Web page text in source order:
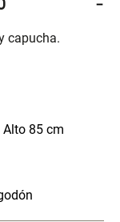
capucha.
85 cm
Bambú 4